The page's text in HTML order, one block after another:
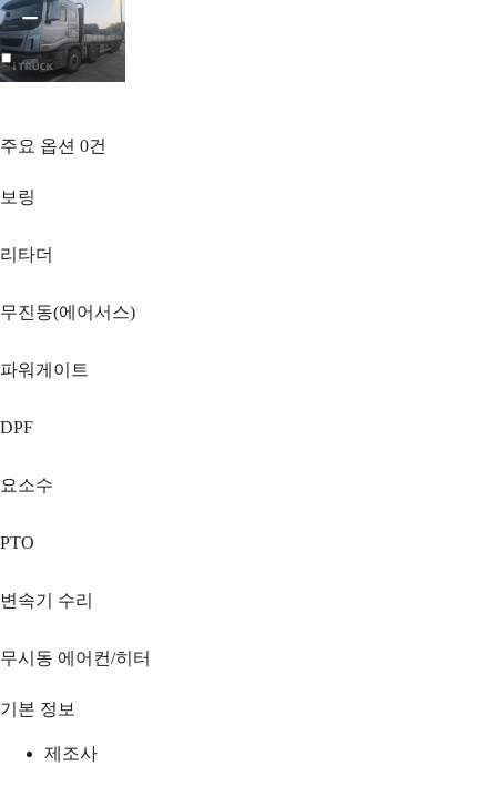
주요 옵션 0건
보링
리타더
무진동(에어서스)
파워게이트
DPF
요소수
PTO
변속기 수리
무시동 에어컨/히터
기본 정보
제조사